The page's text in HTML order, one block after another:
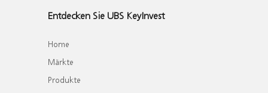
Entdecken Sie UBS KeyInvest
Home
Märkte
Produkte